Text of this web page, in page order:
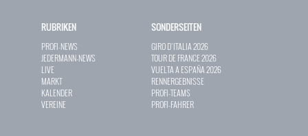
RUBRIKEN
PROFI-NEWS
JEDERMANN-NEWS
LIVE
MARKT
KALENDER
VEREINE
SONDERSEITEN
GIRO D`ITALIA 2026
TOUR DE FRANCE 2026
VUELTA A ESPAÑA 2026
RENNERGEBNISSE
PROFI-TEAMS
PROFI-FAHRER